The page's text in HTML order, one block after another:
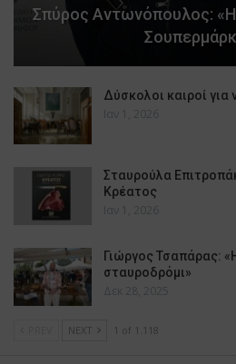
Σπύρος Αντωνόπουλος: «Η
Δύσκολοι καιροί για
Ιαν 1, 2026
Σταυρούλα
Κρέατος
Ιαν 1, 2026
Γιώργος Τσαπάρας:
σταυροδρόμι»
Δεκ 28, 2025
NEXT 1 of 1.118